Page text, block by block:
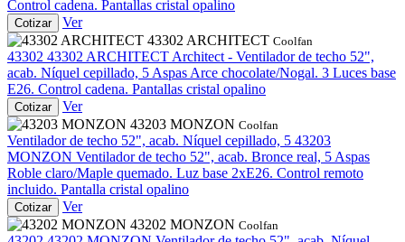
Control cadena. Pantallas cristal opalino
Cotizar
Ver
43302 ARCHITECT Coolfan
43302 43302 ARCHITECT Architect - Ventilador de techo 52",
acab. Níquel cepillado, 5 Aspas Arce chocolate/Nogal. 3 Luces base
E26. Control cadena. Pantallas cristal opalino
Cotizar
Ver
43203 MONZON Coolfan
Ventilador de techo 52", acab. Níquel cepillado, 5 43203
MONZON Ventilador de techo 52", acab. Bronce real, 5 Aspas
Roble claro/Maple quemado. Luz base 2xE26. Control remoto
incluido. Pantalla cristal opalino
Cotizar
Ver
43202 MONZON Coolfan